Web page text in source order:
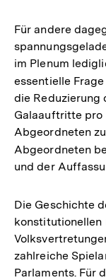
Für andere
im Plenum
essentielle Frage
die Reduzierung
Galaauftritte pro
Abgeordneten
Abgeordneten
und der
Die Geschichte
konstitutionellen
zahlreiche
Parlaments. Für